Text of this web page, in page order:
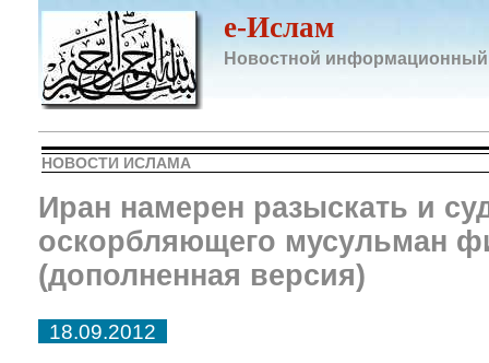
e-Ислам
Новостной информационный
НОВОСТИ ИСЛАМА
Иран намерен разыскать и
оскорбляющего мусульман
(дополненная версия)
18.09.2012